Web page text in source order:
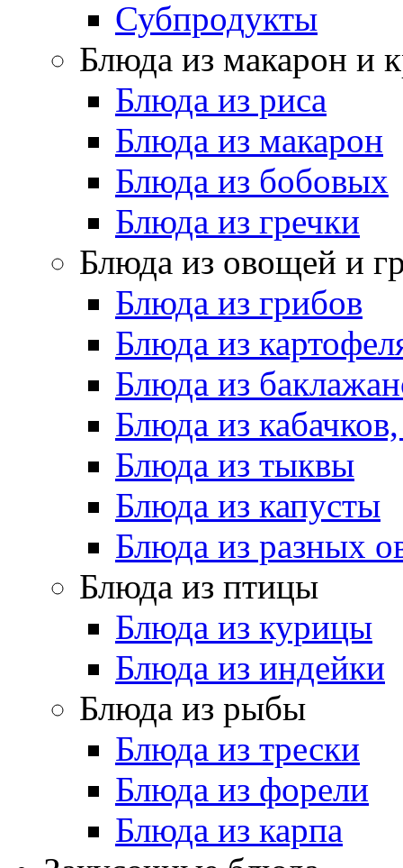
Субпродукты
Блюда из макарон и
Блюда из риса
Блюда из макарон
Блюда из бобовых
Блюда из гречки
Блюда из овощей и
Блюда из грибов
Блюда из
Блюда из
Блюда из
Блюда из тыквы
Блюда из капусты
Блюда из разных
Блюда из птицы
Блюда из курицы
Блюда из индейки
Блюда из рыбы
Блюда из трески
Блюда из форели
Блюда из карпа